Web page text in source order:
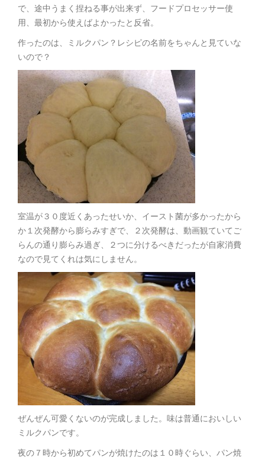
で、途中うまく捏ねる事が出来ず、フードプロセッサー使
用、最初から使えばよかったと反省。
作ったのは、ミルクパン？レシピの名前をちゃんと見ていな
いので？
室温が３０度近くあったせいか、イースト菌が多かったから
か１次発酵から膨らみすぎで、２次発酵は、動画観ていてご
らんの通り膨らみ過ぎ、２つに分けるべきだったが自家消費
なので見てくれは気にしません。
ぜんぜん可愛くないのが完成しました。味は普通においしい
ミルクパンです。
夜の７時から初めてパンが焼けたのは１０時ぐらい、パン焼